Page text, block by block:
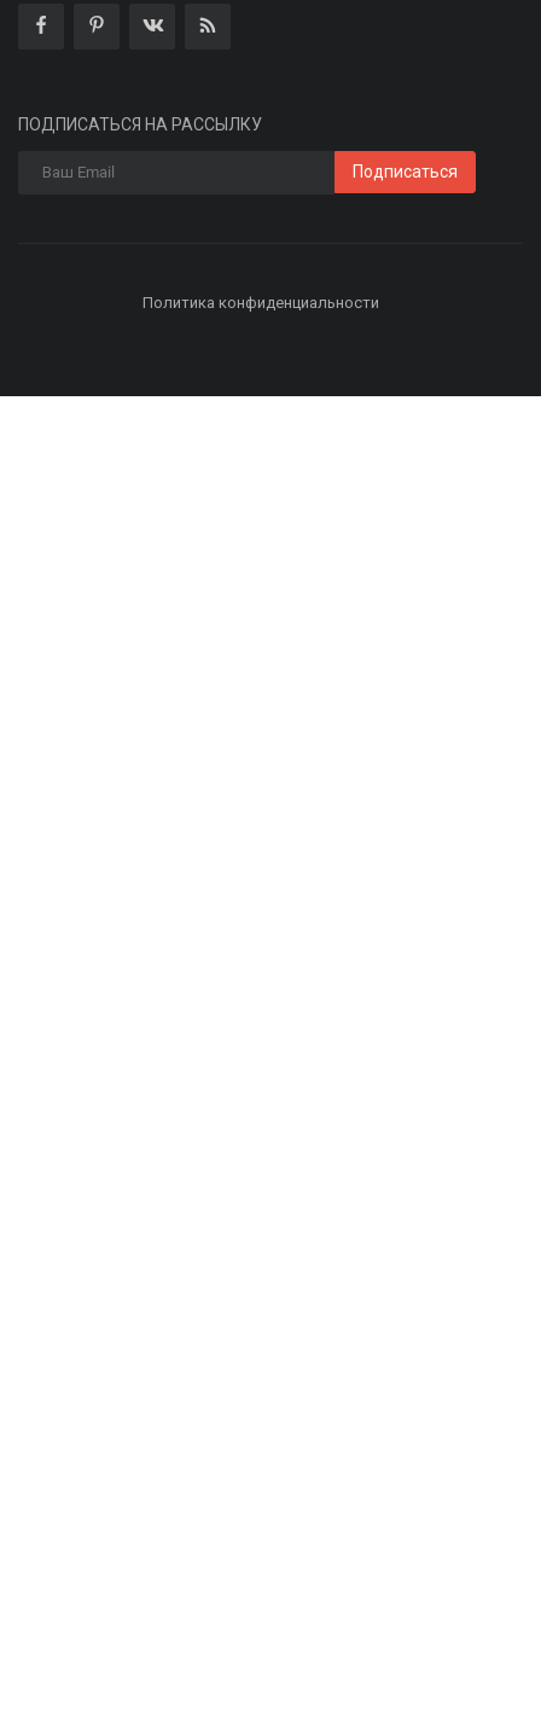
ПОДПИСАТЬСЯ НА РАССЫЛКУ
Подписаться
Политика конфиденциальности